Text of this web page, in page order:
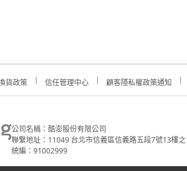
貨政策 信任管理中心 顧客隱私權政策通知
公司名稱：酷澎股份有限公司
聯繫地址：11049 台北市信義區信義路五段7號13樓之
統編：91002999